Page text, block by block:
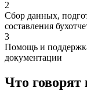
2
Сбор данных,
составления
3
Помощь и
документации
Что